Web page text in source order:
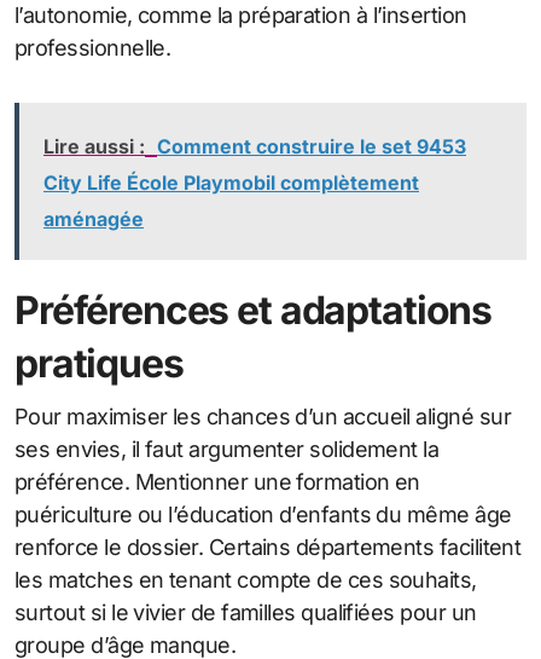
l’autonomie, comme la préparation à l’insertion
professionnelle.
Lire aussi : Comment construire le set 9453
City Life École Playmobil complètement
aménagée
Préférences et adaptations
pratiques
Pour maximiser les chances d’un accueil aligné sur
ses envies, il faut argumenter solidement la
préférence. Mentionner une formation en
puériculture ou l’éducation d’enfants du même âge
renforce le dossier. Certains départements facilitent
les matches en tenant compte de ces souhaits,
surtout si le vivier de familles qualifiées pour un
groupe d’âge manque.